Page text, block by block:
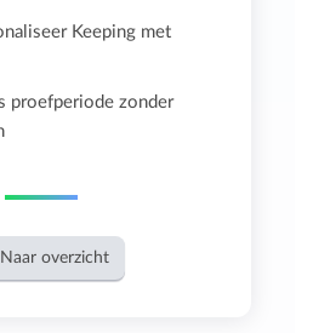
Keeping met
proefperiode zonder
Naar overzicht